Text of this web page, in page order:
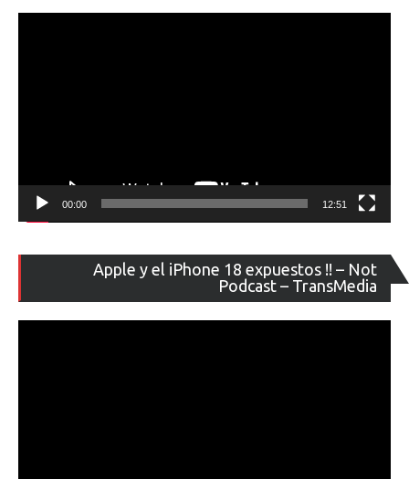
00:00 12:51
Apple y el iPhone 18 expuestos !! – Not
Podcast – TransMedia
de